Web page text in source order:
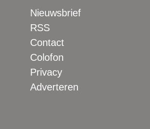
Nieuwsbrief
RSS
Contact
Colofon
Privacy
Adverteren